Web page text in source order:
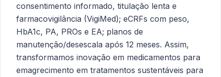
consentimento informado, titulação lenta e
farmacovigilância (VigiMed); eCRFs com peso,
HbA1c, PA, PROs e EA; planos de
manutenção/desescala após 12 meses. Assim,
transformamos inovação em medicamentos para
emagrecimento em tratamentos sustentáveis para